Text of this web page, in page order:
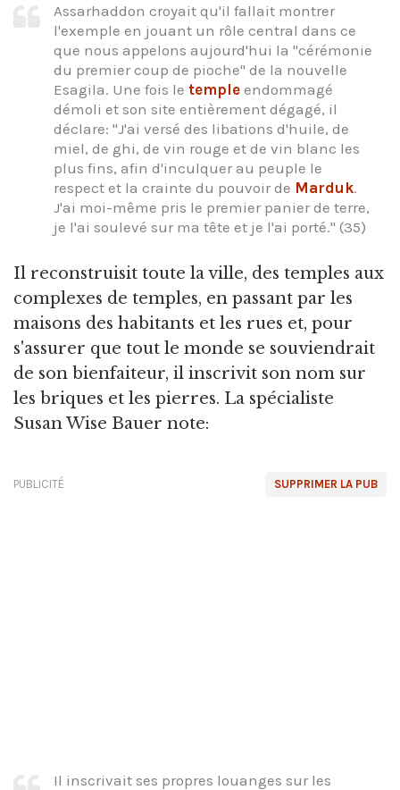
Assarhaddon croyait qu'il fallait montrer
l'exemple en jouant un rôle central dans ce
que nous appelons aujourd'hui la "cérémonie
du premier coup de pioche" de la nouvelle
Esagila. Une fois le temple endommagé
démoli et son site entièrement dégagé, il
déclare: "J'ai versé des libations d'huile, de
miel, de ghi, de vin rouge et de vin blanc les
plus fins, afin d'inculquer au peuple le
respect et la crainte du pouvoir de Marduk.
J'ai moi-même pris le premier panier de terre,
je l'ai soulevé sur ma tête et je l'ai porté." (35)
Il reconstruisit toute la ville, des temples aux
complexes de temples, en passant par les
maisons des habitants et les rues et, pour
s'assurer que tout le monde se souviendrait
de son bienfaiteur, il inscrivit son nom sur
les briques et les pierres. La spécialiste
Susan Wise Bauer note:
SUPPRIMER LA PUB
PUBLICITÉ
Il inscrivait ses propres louanges sur les